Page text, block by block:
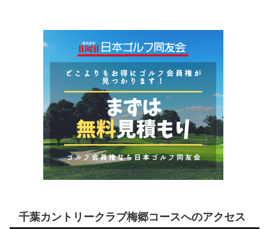
千葉カントリークラブ梅郷コースへのアクセス